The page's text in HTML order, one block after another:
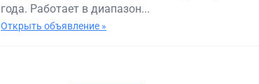
года. Работает в диапазон...
Открыть объявление »